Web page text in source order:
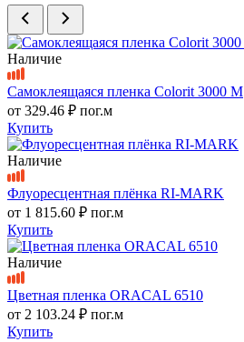
Наличие
Самоклеящаяся пленка Colorit 3000 M
от 329.46 ₽ пог.м
Купить
Наличие
Флуоресцентная плёнка RI-MARK
от 1 815.60 ₽ пог.м
Купить
Наличие
Цветная пленка ORACAL 6510
от 2 103.24 ₽ пог.м
Купить